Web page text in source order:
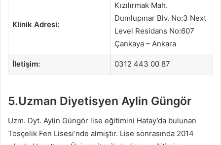
Klinik Adresi:
Kızılırmak Mah.
Dumlupınar Blv. No:3 Next
Level Residans No:607
Çankaya – Ankara
İletişim: 0312 443 00 87
5.Uzman Diyetisyen Aylin Güngör
Uzm. Dyt. Aylin Güngör lise eğitimini Hatay’da bulunan
Tosçelik Fen Lisesi’nde almıştır. Lise sonrasında 2014